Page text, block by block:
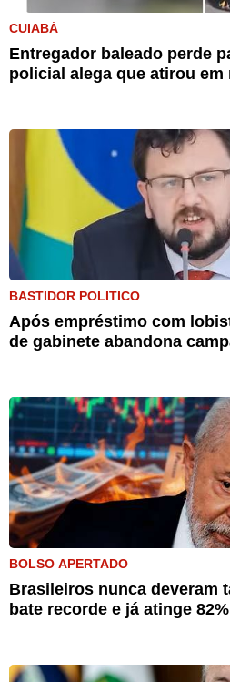
CUIABÁ
Entregador baleado perde
policial alega que atirou em
BASTIDOR POLÍTICO
Após empréstimo com
de gabinete abandona
BOLSO APERTADO
Brasileiros nunca deveram
bate recorde e já atinge